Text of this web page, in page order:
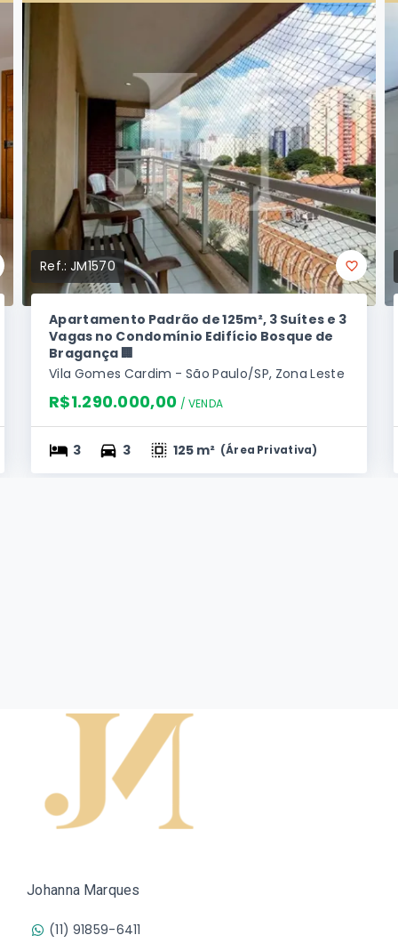
Ref.:JM1570
Apartamento Padrão de 125m², 3 Suítes e 3
Vagas no Condomínio Edifício Bosque de
Bragança 🏢
Vila Gomes Cardim - São Paulo/SP, Zona Leste
R$1.290.000,00 / VENDA
3 3 125 m² (Área Privativa)
Johanna Marques
(11) 91859-6411